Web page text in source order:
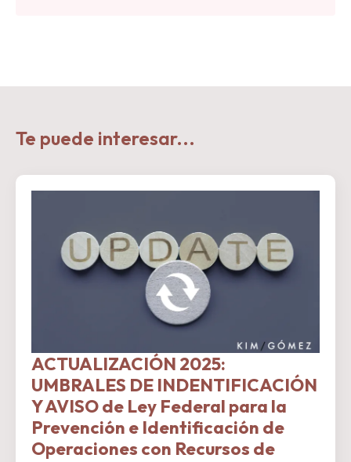
Te puede interesar...
ACTUALIZACIÓN 2025:
UMBRALES DE INDENTIFICACIÓN
Y AVISO de Ley Federal para la
Prevención e Identificación de
Operaciones con Recursos de